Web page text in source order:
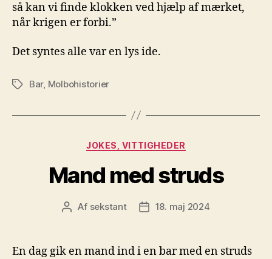
så kan vi finde klokken ved hjælp af mærket,
når krigen er forbi.”
Det syntes alle var en lys ide.
TagsBar, Molbohistorier
Kategorier
JOKES, VITTIGHEDER
Mand med struds
Indlægsforfatter
Af sekstant Indlægsdato
18. maj 2024
En dag gik en mand ind i en bar med en struds